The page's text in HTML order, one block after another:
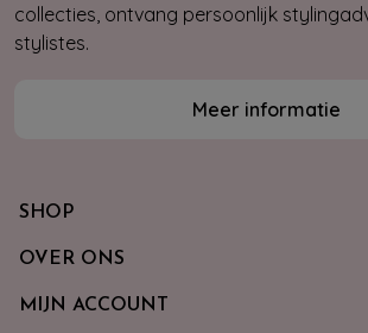
collecties, ontvang persoonlijk
stylistes.
Meer informatie
SHOP
OVER ONS
MIJN ACCOUNT